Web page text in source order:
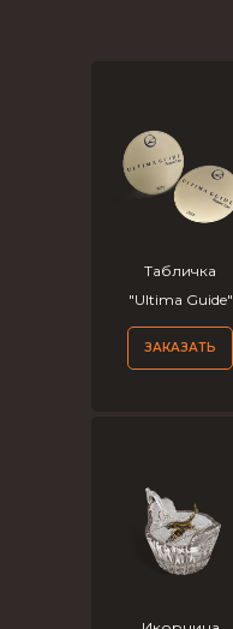
Табличка
"Ultima Guide"
ЗАКАЗАТЬ